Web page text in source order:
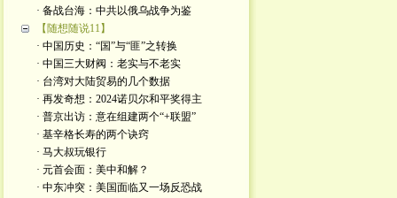
· 备战台海：中共以俄乌战争为鉴
【随想随说11】
· 中国历史：“国”与“匪”之转换
· 中国三大财阀：老实与不老实
· 台湾对大陆贸易的几个数据
· 再发奇想：2024诺贝尔和平奖得主
· 普京出访：意在组建两个“+联盟”
· 基辛格长寿的两个诀窍
· 马大叔玩银行
· 元首会面：美中和解？
· 中东冲突：美国面临又一场反恐战